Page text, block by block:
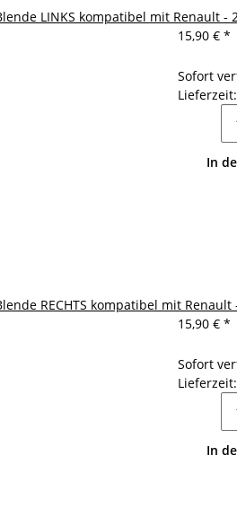
LINKS kompatibel mit Renault -
15,90 € *
Sofort
In
RECHTS kompatibel mit Renault
15,90 € *
Sofort
In